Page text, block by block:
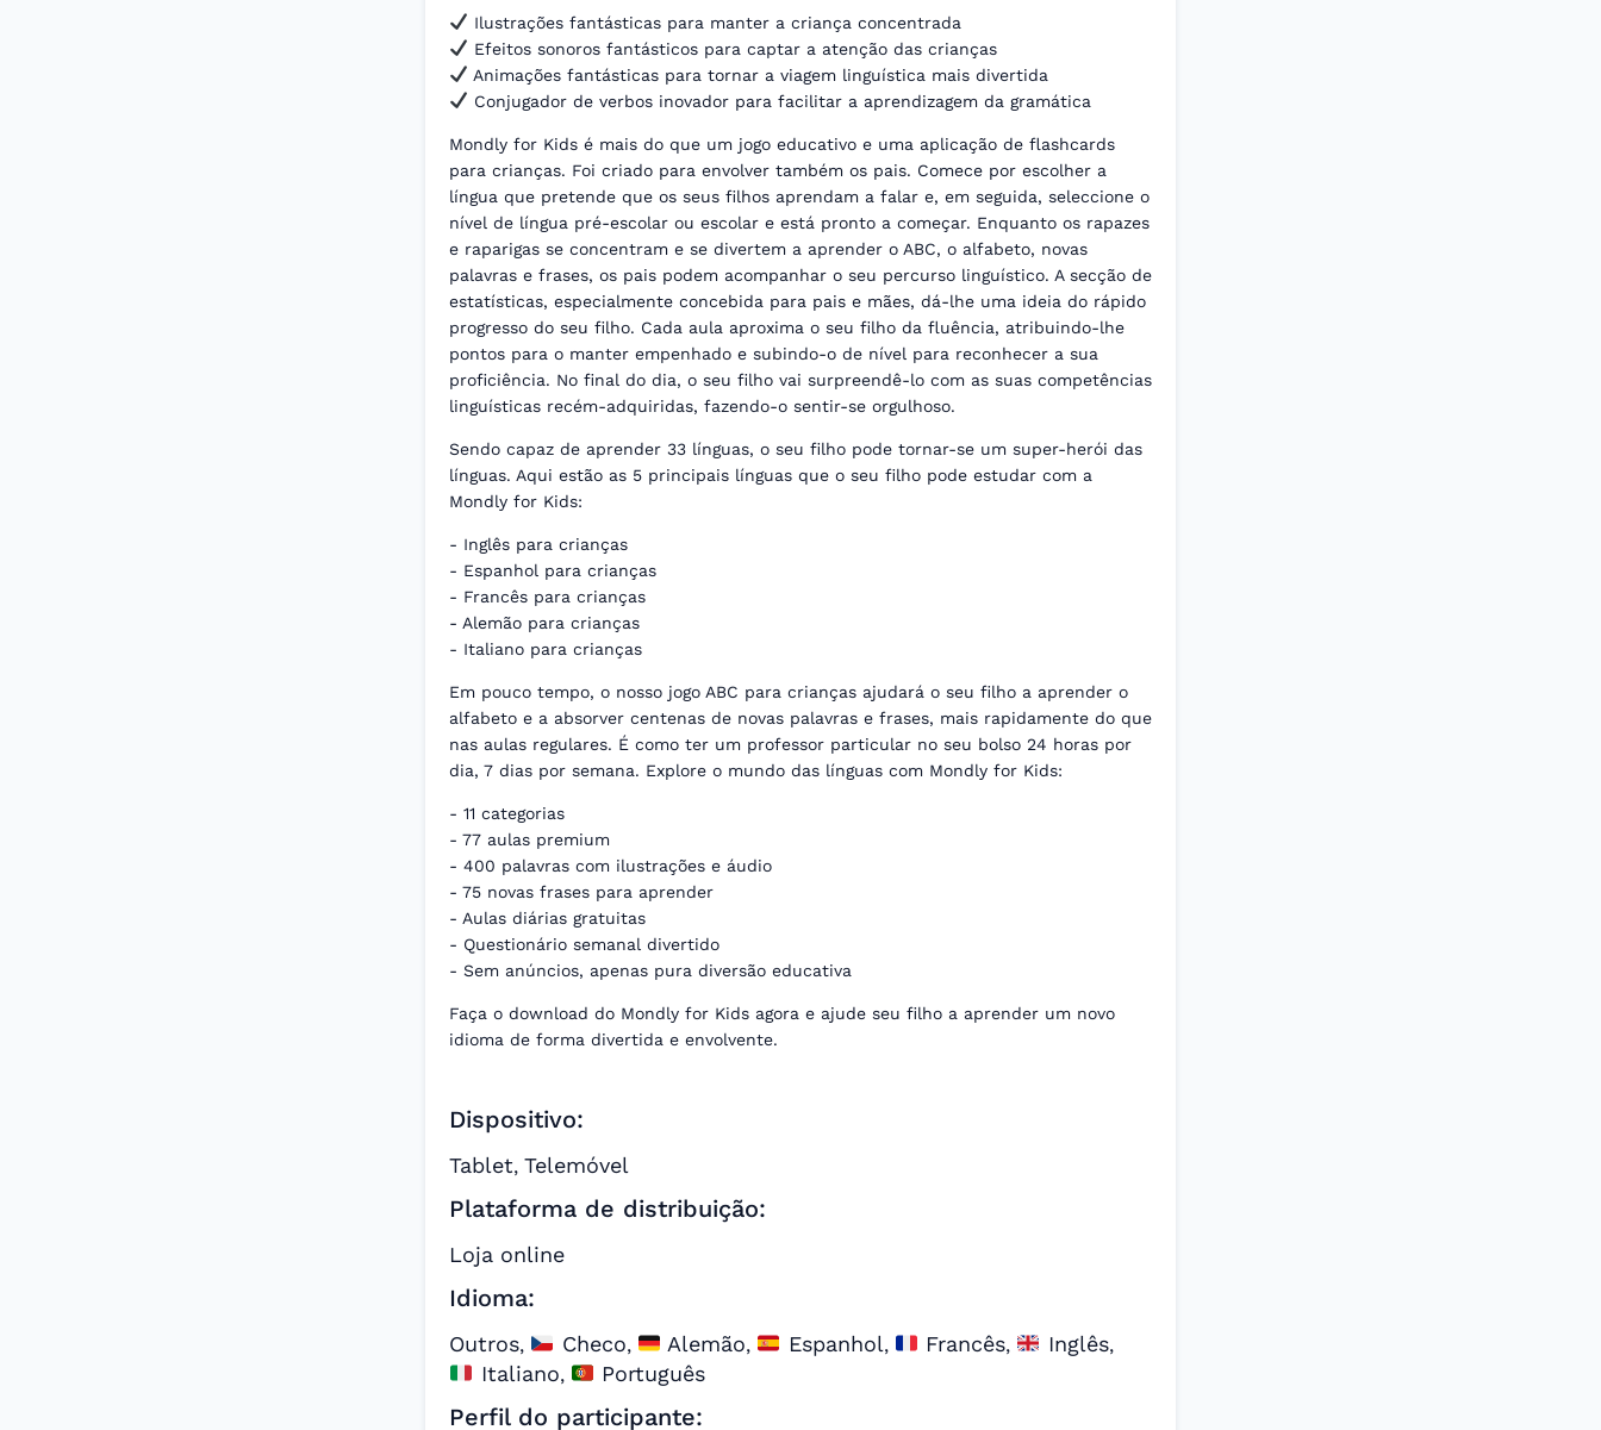
Ilustrações fantásticas para manter a criança concentrada
Efeitos sonoros fantásticos para captar a atenção das crianças
Animações fantásticas para tornar a viagem linguística mais divertida
Conjugador de verbos inovador para facilitar a aprendizagem da gramática
Mondly for Kids é mais do que um jogo educativo e uma aplicação de flashcards
para crianças. Foi criado para envolver também os pais. Comece por escolher a
língua que pretende que os seus filhos aprendam a falar e, em seguida, seleccione o
nível de língua pré-escolar ou escolar e está pronto a começar. Enquanto os rapazes
e raparigas se concentram e se divertem a aprender o ABC, o alfabeto, novas
palavras e frases, os pais podem acompanhar o seu percurso linguístico. A secção de
estatísticas, especialmente concebida para pais e mães, dá-lhe uma ideia do rápido
progresso do seu filho. Cada aula aproxima o seu filho da fluência, atribuindo-lhe
pontos para o manter empenhado e subindo-o de nível para reconhecer a sua
proficiência. No final do dia, o seu filho vai surpreendê-lo com as suas competências
linguísticas recém-adquiridas, fazendo-o sentir-se orgulhoso.
Sendo capaz de aprender 33 línguas, o seu filho pode tornar-se um super-herói das
línguas. Aqui estão as 5 principais línguas que o seu filho pode estudar com a
Mondly for Kids:
- Inglês para crianças
- Espanhol para crianças
- Francês para crianças
- Alemão para crianças
- Italiano para crianças
Em pouco tempo, o nosso jogo ABC para crianças ajudará o seu filho a aprender o
alfabeto e a absorver centenas de novas palavras e frases, mais rapidamente do que
nas aulas regulares. É como ter um professor particular no seu bolso 24 horas por
dia, 7 dias por semana. Explore o mundo das línguas com Mondly for Kids:
- 11 categorias
- 77 aulas premium
- 400 palavras com ilustrações e áudio
- 75 novas frases para aprender
- Aulas diárias gratuitas
- Questionário semanal divertido
- Sem anúncios, apenas pura diversão educativa
Faça o download do Mondly for Kids agora e ajude seu filho a aprender um novo
idioma de forma divertida e envolvente.
Dispositivo:
Tablet, Telemóvel
Plataforma de distribuição:
Loja online
Idioma:
Outros, Checo, Alemão, Espanhol, Francês, Inglês,
Italiano, Português
Perfil do participante: